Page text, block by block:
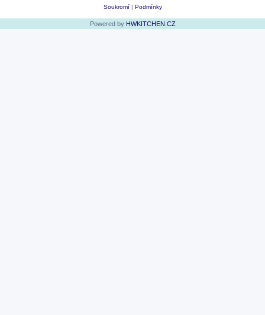
Soukromí| Podmínky
Powered by HWKITCHEN.CZ